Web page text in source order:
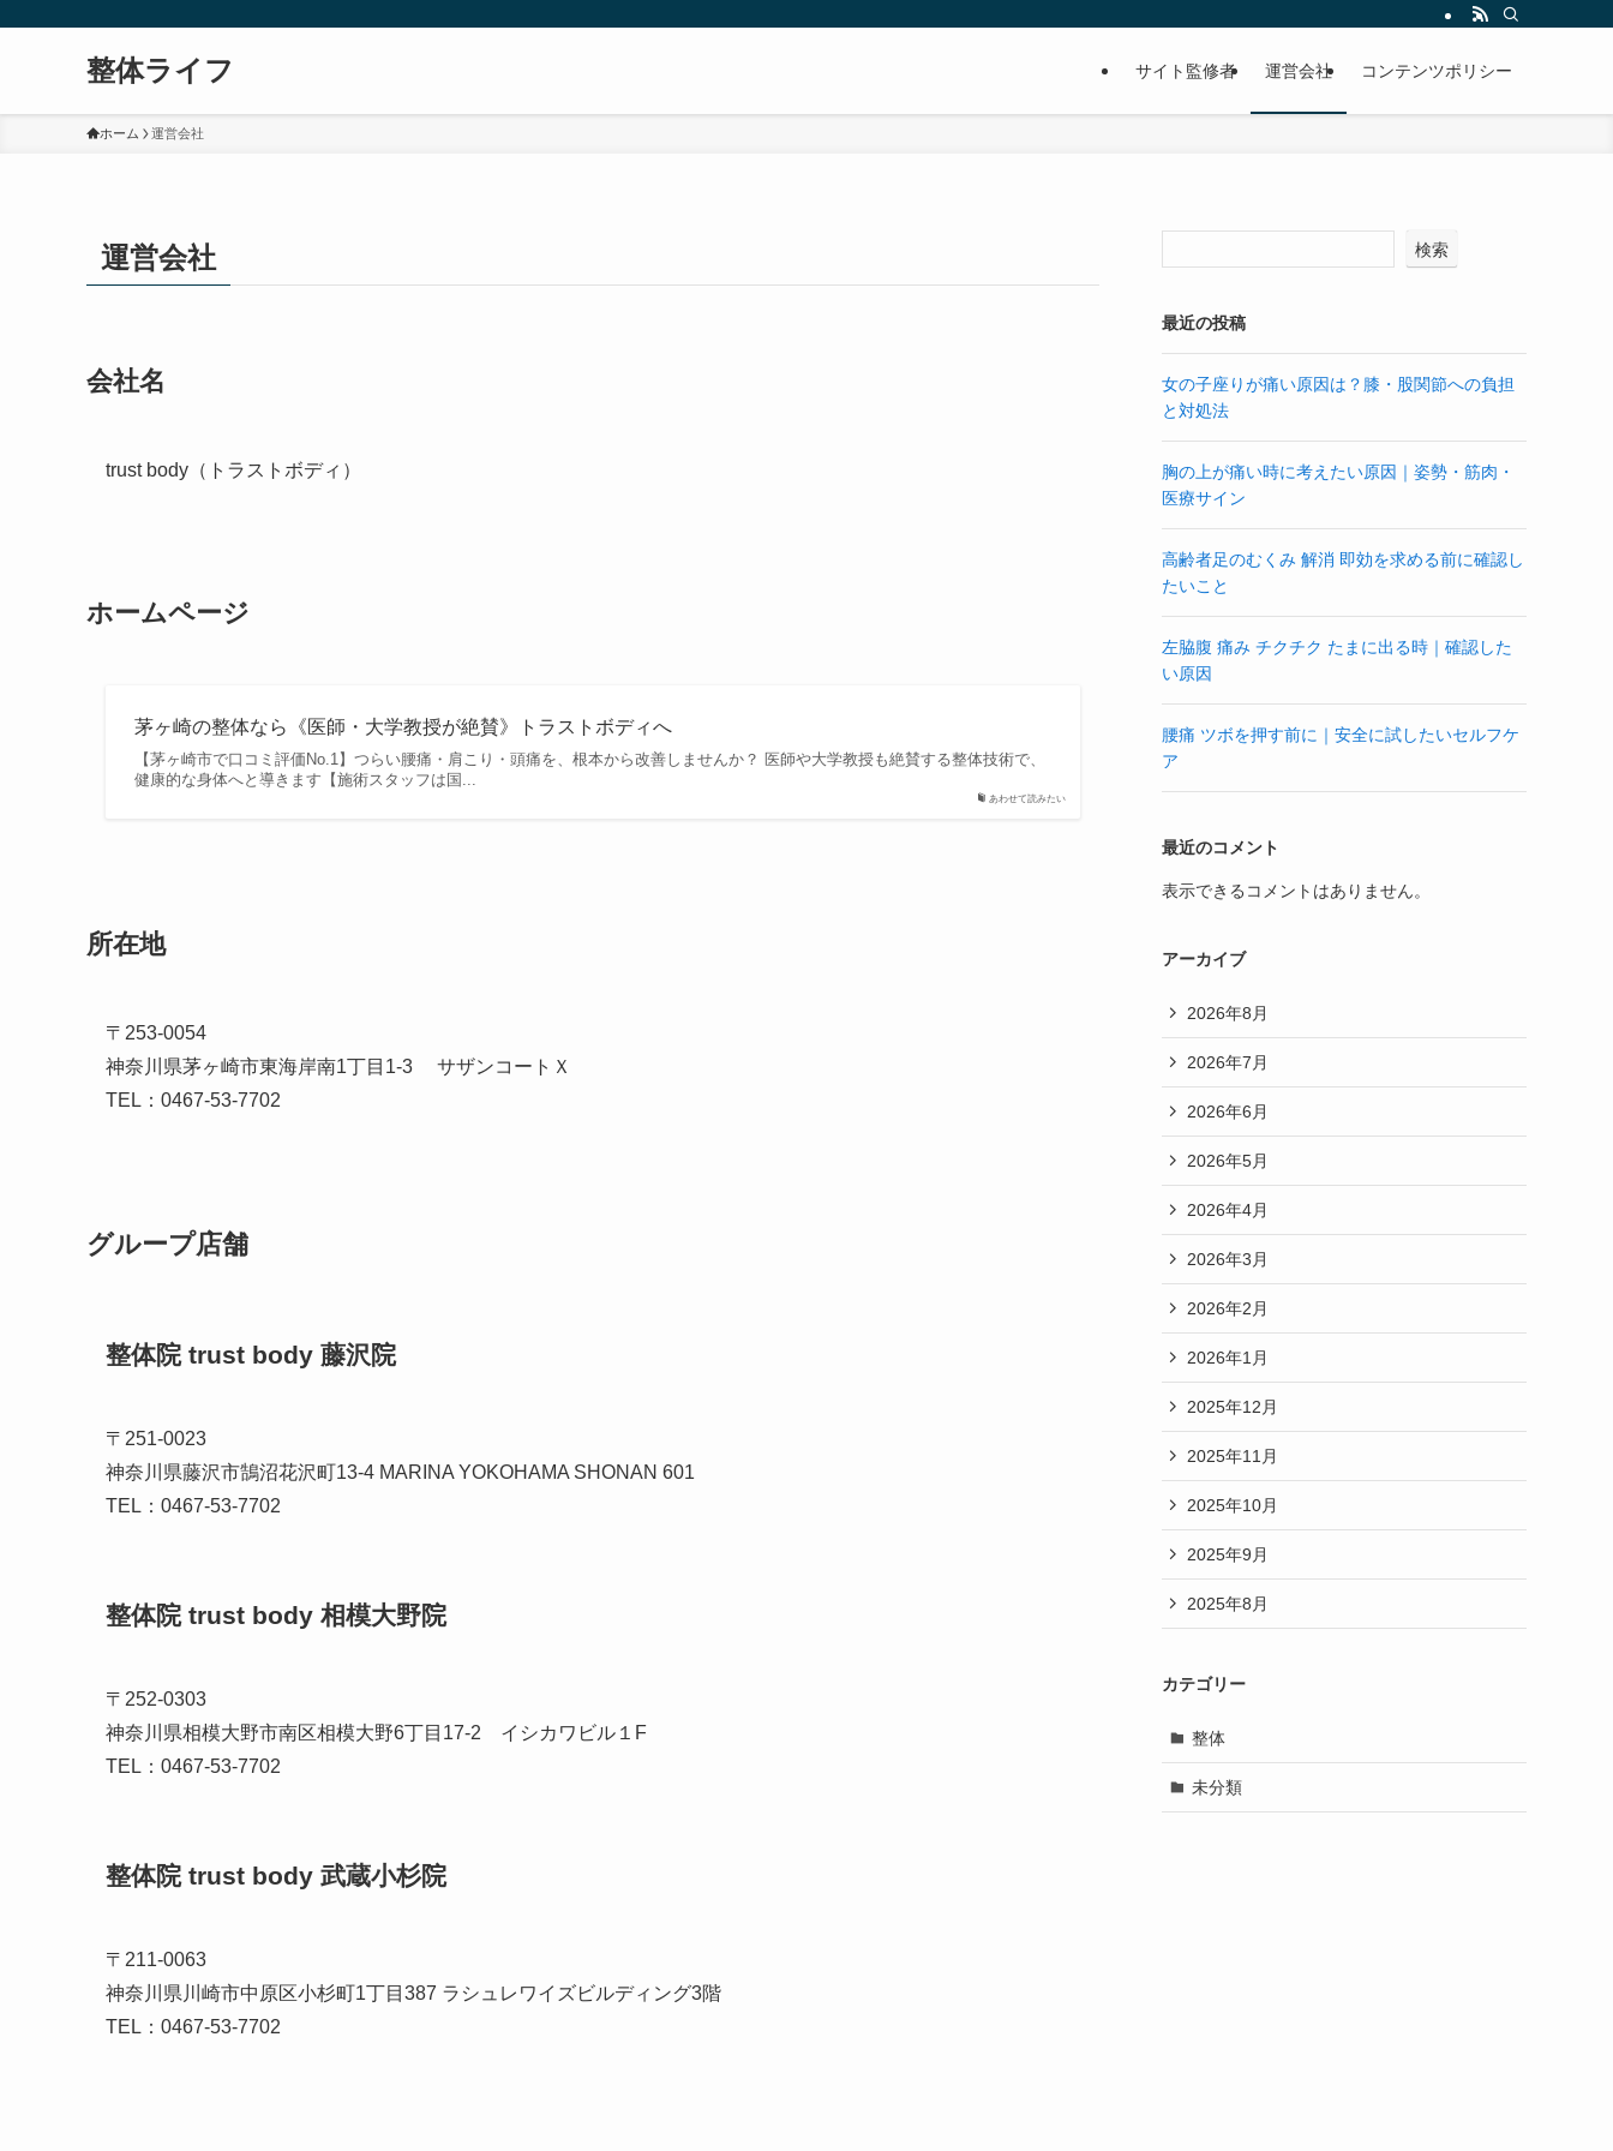
整体ライフ サイト監修者 運営会社 コンテンツポリシー
ホーム 運営会社
運営会社
会社名
trust body（トラストボディ）
ホームページ
あわせて読みたい
茅ヶ崎の整体なら《医師・大学教授が絶賛》トラストボディへ
【茅ヶ崎市で口コミ評価No.1】つらい腰痛・肩こり・頭痛を、根本から改善しませんか？ 医師や大学教授も絶賛する整体技術で、
健康的な身体へと導きます【施術スタッフは国...
所在地
〒253-0054
神奈川県茅ヶ崎市東海岸南1丁目1-3 サザンコートＸ
TEL：0467-53-7702
グループ店舗
整体院 trust body 藤沢院
〒251-0023
神奈川県藤沢市鵠沼花沢町13-4 MARINA YOKOHAMA SHONAN 601
TEL：0467-53-7702
整体院 trust body 相模大野院
〒252-0303
神奈川県相模大野市南区相模大野6丁目17-2 イシカワビル１F
TEL：0467-53-7702
整体院 trust body 武蔵小杉院
〒211-0063
神奈川県川崎市中原区小杉町1丁目387 ラシュレワイズビルディング3階
TEL：0467-53-7702
検索
最近の投稿
女の子座りが痛い原因は？膝・股関節への負担
と対処法
胸の上が痛い時に考えたい原因｜姿勢・筋肉・
医療サイン
高齢者足のむくみ 解消 即効を求める前に確認し
たいこと
左脇腹 痛み チクチク たまに出る時｜確認した
い原因
腰痛 ツボを押す前に｜安全に試したいセルフケ
ア
最近のコメント
表示できるコメントはありません。
アーカイブ
2026年8月
2026年7月
2026年6月
2026年5月
2026年4月
2026年3月
2026年2月
2026年1月
2025年12月
2025年11月
2025年10月
2025年9月
2025年8月
カテゴリー
整体
未分類